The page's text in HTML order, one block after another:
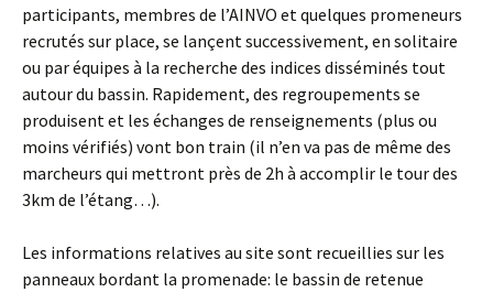
participants, membres de l’AINVO et quelques promeneurs
recrutés sur place, se lançent successivement, en solitaire
ou par équipes à la recherche des indices disséminés tout
autour du bassin. Rapidement, des regroupements se
produisent et les échanges de renseignements (plus ou
moins vérifiés) vont bon train (il n’en va pas de même des
marcheurs qui mettront près de 2h à accomplir le tour des
3km de l’étang…).
Les informations relatives au site sont recueillies sur les
panneaux bordant la promenade: le bassin de retenue